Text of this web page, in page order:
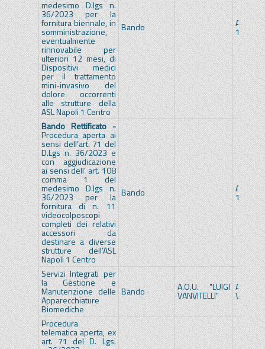
medesimo D.lgs n.
36/2023 per la
fornitura biennale, in
somministrazione,
eventualmente
rinnovabile per
ulteriori 12 mesi, di
Dispositivi medici
per il trattamento
mini-invasivo del
dolore occorrenti
alle strutture della
ASL Napoli 1 Centro
Bando A.S.L.
1
Bando Rettificato -
Procedura aperta ai
sensi dell’art. 71 del
D.Lgs n. 36/2023 e
con aggiudicazione
ai sensi dell’ art. 108
comma 1 del
medesimo D.lgs n.
36/2023 per la
fornitura di n. 11
videocolposcopi
completi dei relativi
accessori da
destinare a diverse
strutture dell’ASL
Napoli 1 Centro
Bando A.S.L.
1
Servizi Integrati per
la Gestione e
Manutenzione delle
Apparecchiature
Biomediche
Bando A.O.U. "LUIGI
VANVITELLI"
A.O.U.
Procedura
telematica aperta, ex
art. 71 del D. Lgs.